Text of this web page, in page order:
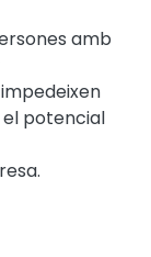
amb
potencial